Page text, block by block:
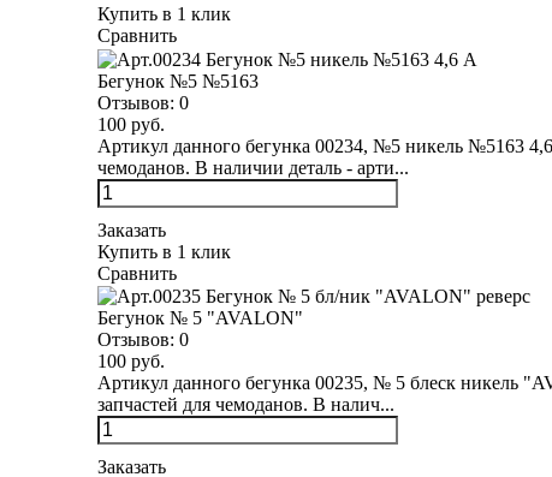
Купить в 1 клик
Сравнить
Бегунок №5 №5163
Отзывов: 0
100 руб.
Артикул данного бегунка 00234, №5 никель №5163
чемоданов. В наличии деталь - арти...
Заказать
Купить в 1 клик
Сравнить
Бегунок № 5 "AVALON"
Отзывов: 0
100 руб.
Артикул данного бегунка 00235, № 5 блеск никель
запчастей для чемоданов. В налич...
Заказать